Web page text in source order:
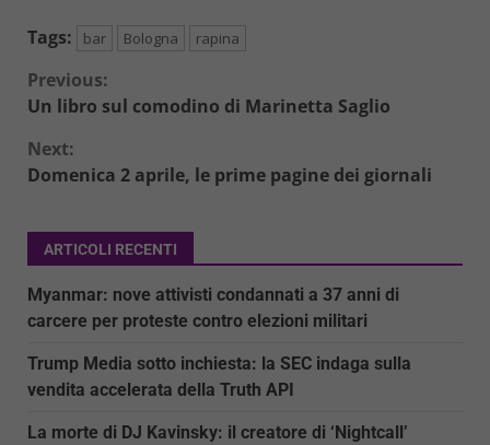
Tags: bar Bologna rapina
Continue
Previous:
Un libro sul comodino di Marinetta Saglio
Next:
Domenica 2 aprile, le prime pagine dei giornali
ARTICOLI RECENTI
Myanmar: nove attivisti condannati a 37 anni di
carcere per proteste contro elezioni militari
Trump Media sotto inchiesta: la SEC indaga sulla
vendita accelerata della Truth API
La morte di DJ Kavinsky: il creatore di ‘Nightcall’